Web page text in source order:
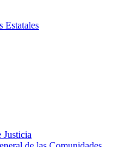
Estatales
Justicia